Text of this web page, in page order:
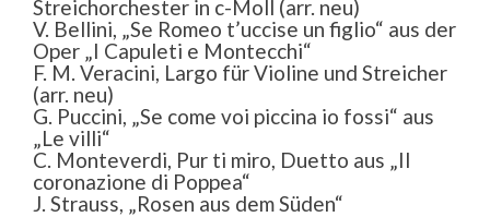
Streichorchester in c-Moll (arr. neu)
V. Bellini, „Se Romeo t’uccise un figlio“ aus der
Oper „I Capuleti e Montecchi“
F. M. Veracini, Largo für Violine und Streicher
(arr. neu)
G. Puccini, „Se come voi piccina io fossi“ aus
„Le villi“
C. Monteverdi, Pur ti miro, Duetto aus „Il
coronazione di Poppea“
J. Strauss, „Rosen aus dem Süden“